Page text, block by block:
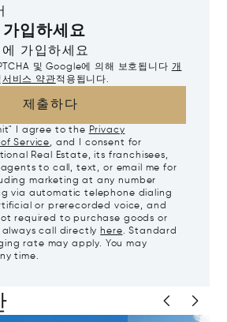
입하세요
가입하세요
및 Google에 의해 보호됩니다 개
서비스 약관적용됩니다.
제출하다
I agree to the Privacy
of Service, and I consent for
Real Estate, its franchisees,
to call, text, or email me for
marketing at any number
via automatic telephone dialing
or prerecorded voice, and
required to purchase goods or
always call directly here. Standard
rate may apply. You may
time.